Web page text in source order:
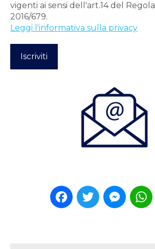
vigenti ai sensi dell'art.14 del
2016/679.
Leggi l'informativa sulla privacy
FacebookTwitter